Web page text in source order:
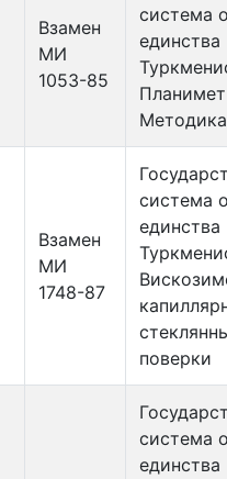
Взамен
МИ
1053-85
система
Взамен
МИ
1748-87
система
поверки
система